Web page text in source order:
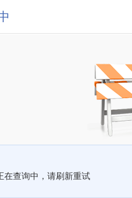
在查询中，请刷新重试